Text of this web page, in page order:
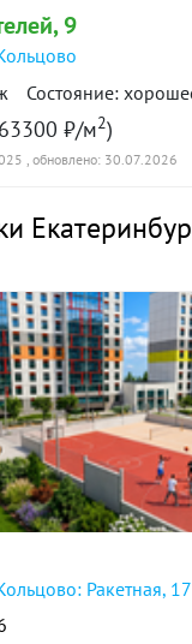
9
Состояние:
₽/м2)
, обновлено: 30.07.2026
Ракетная, 17